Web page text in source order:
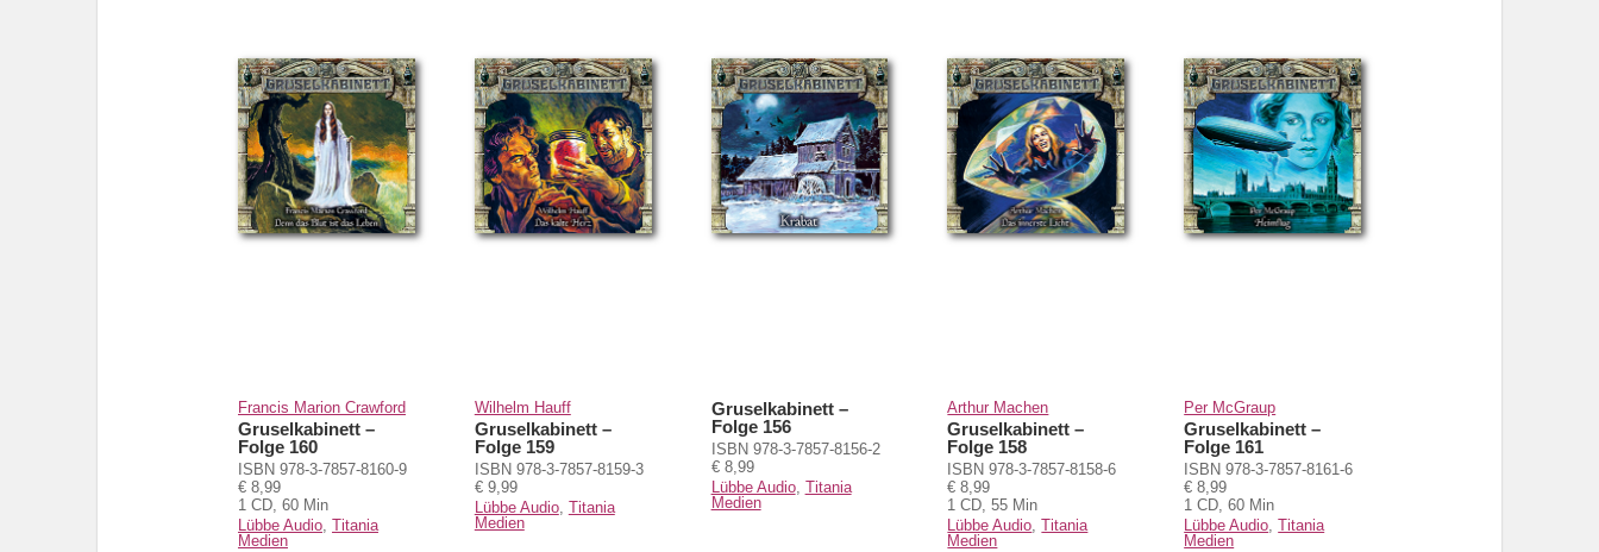
Francis Marion Crawford
Gruselkabinett –
Folge 160
ISBN 978-3-7857-8160-9
€ 8,99
1 CD, 60 Min
Lübbe Audio, Titania
Medien
Wilhelm Hauff
Gruselkabinett –
Folge 159
ISBN 978-3-7857-8159-3
€ 9,99
Lübbe Audio, Titania
Medien
Gruselkabinett –
Folge 156
ISBN 978-3-7857-8156-2
€ 8,99
Lübbe Audio, Titania
Medien
Arthur Machen
Gruselkabinett –
Folge 158
ISBN 978-3-7857-8158-6
€ 8,99
1 CD, 55 Min
Lübbe Audio,Titania
Medien
Per McGraup
Gruselkabinett –
Folge 161
ISBN 978-3-7857-8161-6
€ 8,99
1 CD, 60 Min
Lübbe Audio,Titania
Medien